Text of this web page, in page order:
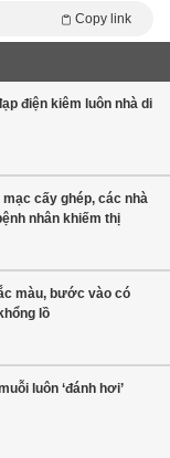
Copy link
điện kiêm luôn nhà di
cấy ghép, các nhà
nhân khiếm thị
màu, bước vào có
lồ
luôn ‘đánh hơi’